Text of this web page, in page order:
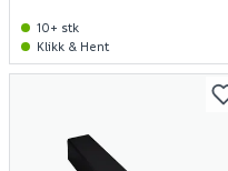
10+ stk
Klikk & Hent